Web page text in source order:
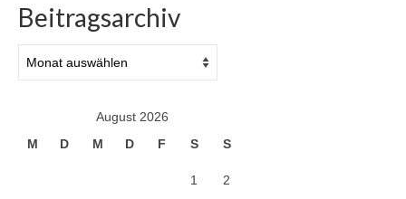
Beitragsarchiv
August 2026
M
D M D F S S
1 2